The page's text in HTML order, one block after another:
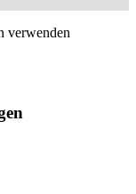
verwenden